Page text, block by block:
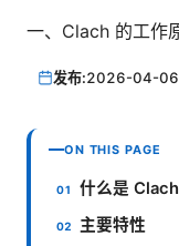
一、Clach 的工作
发布:2026-04-06
ON THIS PAGE
什么是 Clach
主要特性